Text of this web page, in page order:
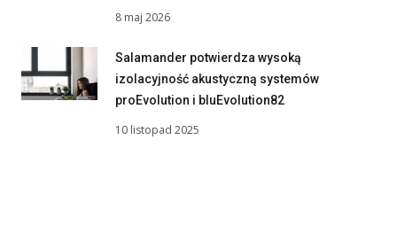
8 maj 2026
Salamander potwierdza wysoką
izolacyjność akustyczną systemów
proEvolution i bluEvolution82
10 listopad 2025